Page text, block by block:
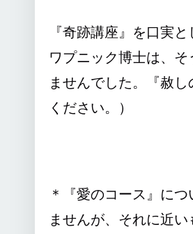
『奇跡講座』を口実
ワプニック博士は、
ませんでした。『赦
ください。）
＊『愛のコース』に
ませんが、それに近